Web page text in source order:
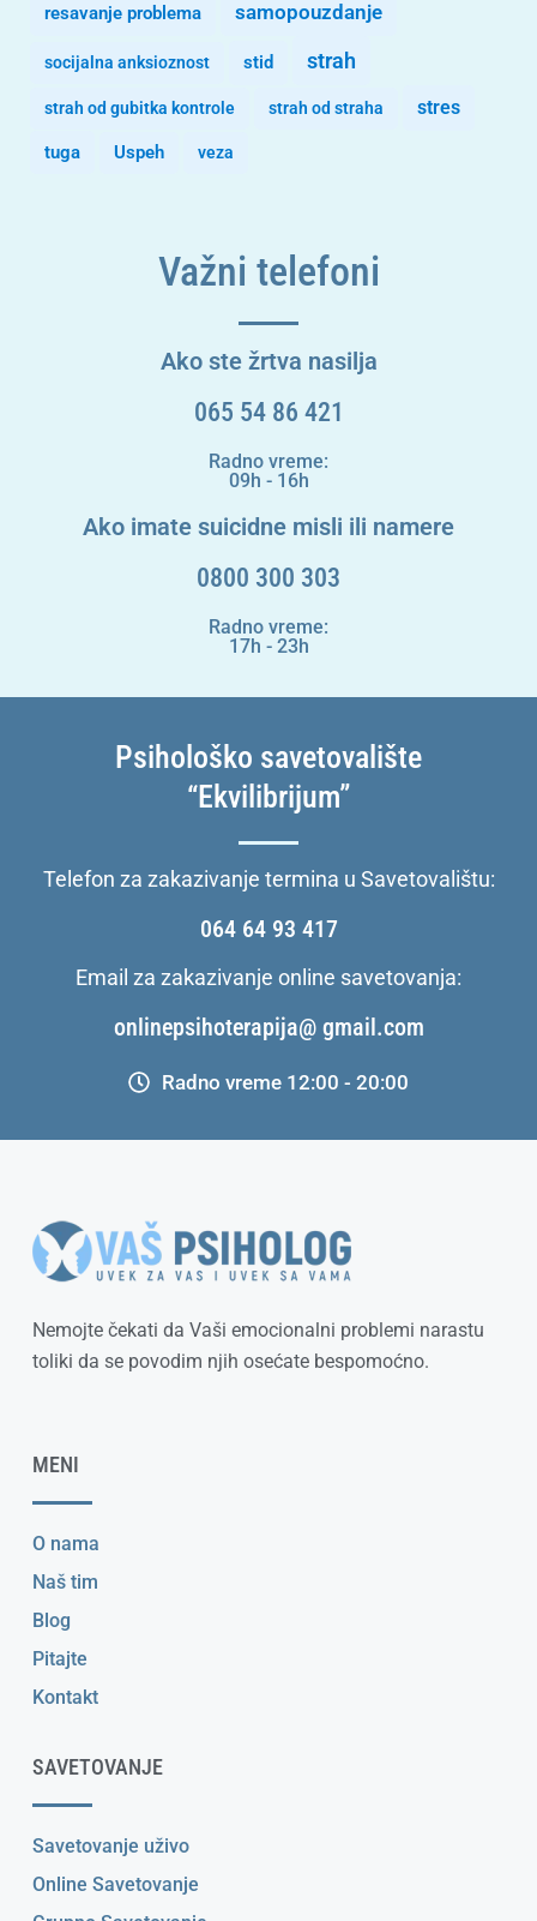
resavanje problema samopouzdanje
socijalna anksioznost stid strah
strah od gubitka kontrole strah od straha stres
tuga Uspeh veza
Važni telefoni
Ako ste žrtva nasilja
065 54 86 421
Radno vreme:
09h - 16h
Ako imate suicidne misli ili namere
0800 300 303
Radno vreme:
17h - 23h
Psihološko savetovalište
“Ekvilibrijum”
Telefon za zakazivanje termina u Savetovalištu:
064 64 93 417
Email za zakazivanje online savetovanja:
onlinepsihoterapija@ gmail.com
Radno vreme 12:00 - 20:00
Nemojte čekati da Vaši emocionalni problemi narastu
toliki da se povodim njih osećate bespomoćno.
MENI
O nama
Naš tim
Blog
Pitajte
Kontakt
SAVETOVANJE
Savetovanje uživo
Online Savetovanje